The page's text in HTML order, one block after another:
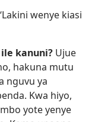
wenye kiasi
kanuni? Ujue
hakuna mutu
nguvu ya
Kwa hiyo,
yote yenye